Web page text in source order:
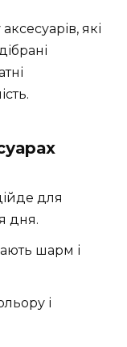
які
для
дня.
шарм і
і